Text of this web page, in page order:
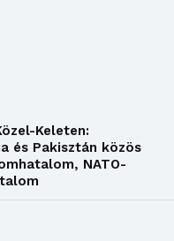
Keleten:
és Pakisztán közös
NATO-